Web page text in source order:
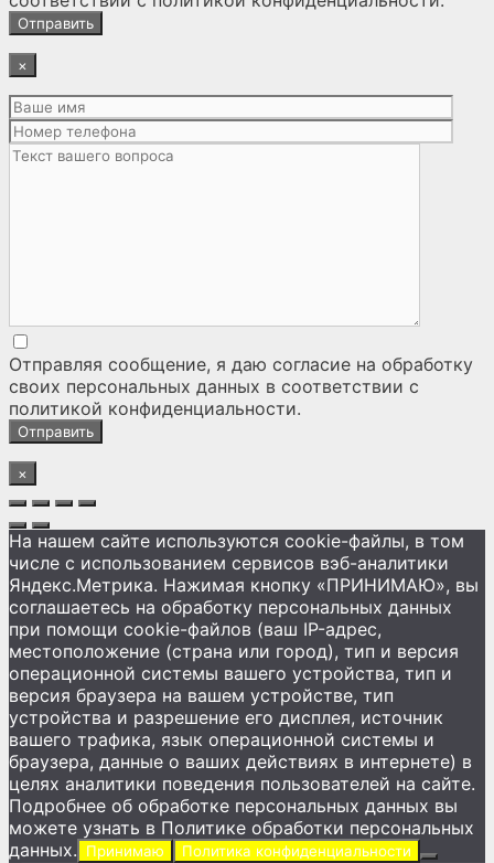
×
Отправляя сообщение, я даю согласие на обработку
своих персональных данных в соответствии с
политикой конфиденциальности.
×
На нашем сайте используются cookie-файлы, в том
числе с использованием сервисов вэб-аналитики
Яндекс.Метрика. Нажимая кнопку «ПРИНИМАЮ», вы
соглашаетесь на обработку персональных данных
при помощи cookie-файлов (ваш IP-адрес,
местоположение (страна или город), тип и версия
операционной системы вашего устройства, тип и
версия браузера на вашем устройстве, тип
устройства и разрешение его дисплея, источник
вашего трафика, язык операционной системы и
браузера, данные о ваших действиях в интернете) в
целях аналитики поведения пользователей на сайте.
Подробнее об обработке персональных данных вы
можете узнать в Политике обработки персональных
данных.
Принимаю Политика конфиденциальности